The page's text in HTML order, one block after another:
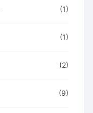
(1)
(1)
(2)
(9)